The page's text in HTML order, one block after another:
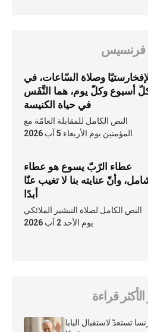
فرنسيس
وصلاة السّاعات، في
أسبوع وكلّ يوم، هما النَّفَس
في حياة الكنيسة
النص الكامل للمقابلة العامّة مع
المؤمنين يوم الأربعاء 5 آب 2026
عطاء الرّبّ يسوع هو عطاء
وأنّ عنايته بنا لا تغيب عنّا
أبدًا
النص الكامل لصلاة التبشير الملائكي
يوم الأحد 2 آب 2026
الأكثر قراءة
تستعدّ لاستقبال البابا